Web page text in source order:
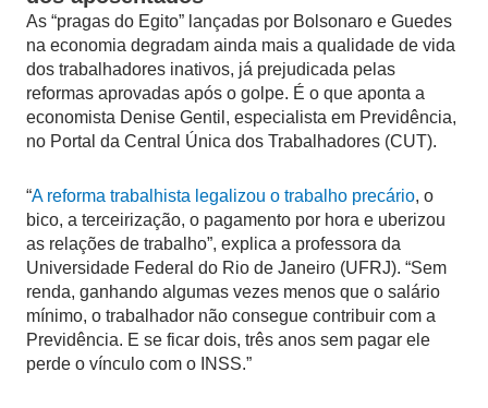
As “pragas do Egito” lançadas por Bolsonaro e Guedes
na economia degradam ainda mais a qualidade de vida
dos trabalhadores inativos, já prejudicada pelas
reformas aprovadas após o golpe. É o que aponta a
economista Denise Gentil, especialista em Previdência,
no Portal da Central Única dos Trabalhadores (CUT).
“A reforma trabalhista legalizou o trabalho precário, o
bico, a terceirização, o pagamento por hora e uberizou
as relações de trabalho”, explica a professora da
Universidade Federal do Rio de Janeiro (UFRJ). “Sem
renda, ganhando algumas vezes menos que o salário
mínimo, o trabalhador não consegue contribuir com a
Previdência. E se ficar dois, três anos sem pagar ele
perde o vínculo com o INSS.”